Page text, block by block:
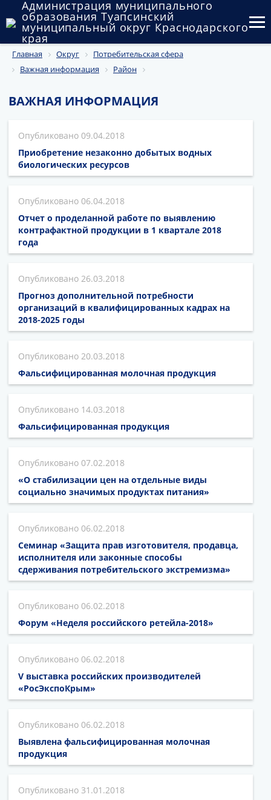
Администрация муниципального
образования Туапсинский
муниципальный округ Краснодарского
края
Округ
Государственный и муниципальный контроль
Муниципальное имущество
Документы
Главная Округ
Потребительская сфера
Важная информация
Район
ВАЖНАЯ ИНФОРМАЦИЯ
09.04.2018
Приобретение незаконно добытых водных
биологических ресурсов
06.04.2018
Отчет о проделанной работе по выявлению
контрафактной продукции в 1 квартале 2018
года
26.03.2018
Прогноз дополнительной потребности
организаций в квалифицированных кадрах на
2018-2025 годы
20.03.2018
Фальсифицированная молочная продукция
14.03.2018
Фальсифицированная продукция
07.02.2018
«О стабилизации цен на отдельные виды
социально значимых продуктах питания»
06.02.2018
Семинар «Защита прав изготовителя, продавца,
исполнителя или законные способы
сдерживания потребительского экстремизма»
06.02.2018
Форум «Неделя российского ретейла-2018»
06.02.2018
V выставка российских производителей
«РосЭкспоКрым»
06.02.2018
Выявлена фальсифицированная молочная
продукция
31.01.2018